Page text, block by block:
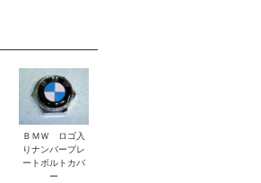
ＢＭＷ ロゴ入
りナンバープレ
ートボルトカバ
ー